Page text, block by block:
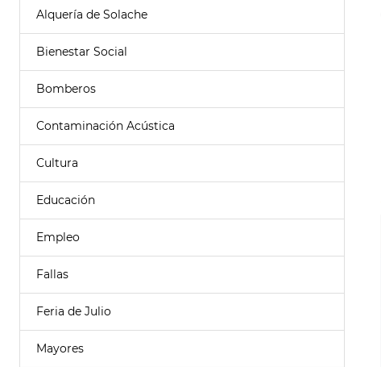
Alquería de Solache
Bienestar Social
Bomberos
Contaminación Acústica
Cultura
Educación
Empleo
Fallas
Feria de Julio
Mayores